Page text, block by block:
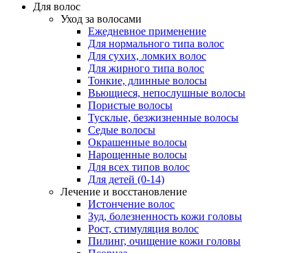
Для волос
Уход за волосами
Ежедневное применение
Для нормального типа волос
Для сухих, ломких волос
Для жирного типа волос
Тонкие, длинные волосы
Вьющиеся, непослушные волосы
Пористые волосы
Тусклые, безжизненные волосы
Седые волосы
Окрашенные волосы
Нарощенные волосы
Для всех типов волос
Для детей (0-14)
Лечение и восстановление
Истончение волос
Зуд, болезненность кожи головы
Рост, стимуляция волос
Пилинг, очищение кожи головы